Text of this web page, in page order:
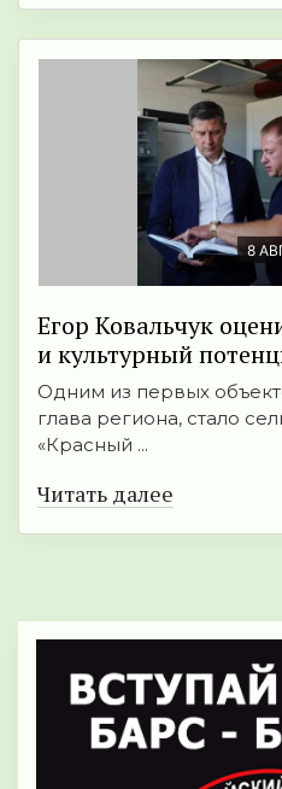
8
Егор Ковальчук
и культурный
Одним из первых
глава региона, стало
«Красный ...
Читать далее